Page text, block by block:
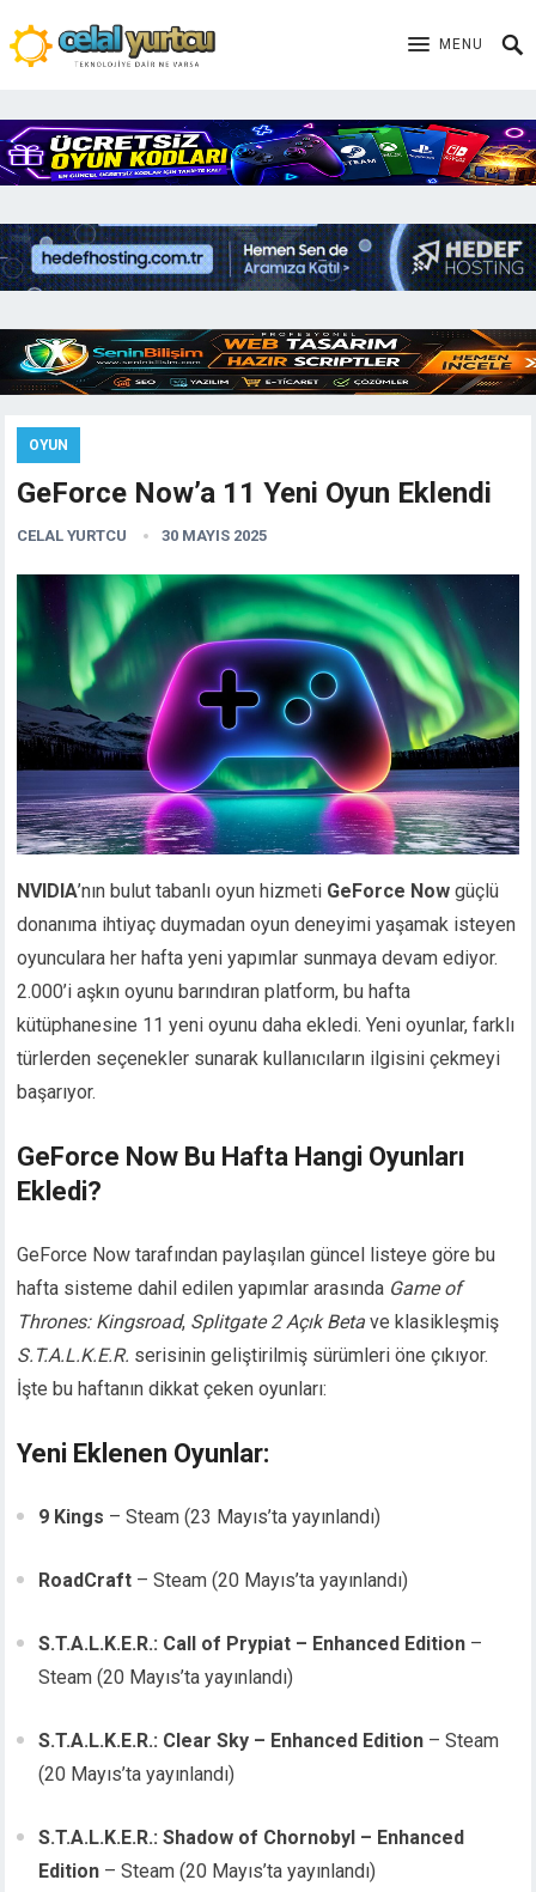
MENU
OYUN
GeForce Now’a 11 Yeni Oyun Eklendi
CELAL YURTCU 30 MAYIS 2025
NVIDIA’nın bulut tabanlı oyun hizmeti GeForce Now güçlü
donanıma ihtiyaç duymadan oyun deneyimi yaşamak isteyen
oyunculara her hafta yeni yapımlar sunmaya devam ediyor.
2.000’i aşkın oyunu barındıran platform, bu hafta
kütüphanesine 11 yeni oyunu daha ekledi. Yeni oyunlar, farklı
türlerden seçenekler sunarak kullanıcıların ilgisini çekmeyi
başarıyor.
GeForce Now Bu Hafta Hangi Oyunları
Ekledi?
GeForce Now tarafından paylaşılan güncel listeye göre bu
hafta sisteme dahil edilen yapımlar arasında Game of
Thrones: Kingsroad, Splitgate 2 Açık Beta ve klasikleşmiş
S.T.A.L.K.E.R. serisinin geliştirilmiş sürümleri öne çıkıyor.
İşte bu haftanın dikkat çeken oyunları:
Yeni Eklenen Oyunlar:
9 Kings – Steam (23 Mayıs’ta yayınlandı)
RoadCraft – Steam (20 Mayıs’ta yayınlandı)
S.T.A.L.K.E.R.: Call of Prypiat – Enhanced Edition –
Steam (20 Mayıs’ta yayınlandı)
S.T.A.L.K.E.R.: Clear Sky – Enhanced Edition – Steam
(20 Mayıs’ta yayınlandı)
S.T.A.L.K.E.R.: Shadow of Chornobyl – Enhanced
Edition – Steam (20 Mayıs’ta yayınlandı)